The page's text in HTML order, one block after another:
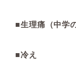
■生理痛（中学
■冷え